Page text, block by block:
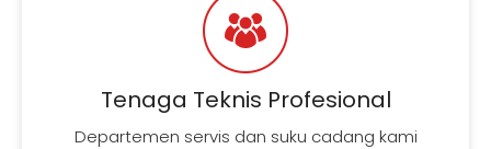
Tenaga Teknis Profesional
Departemen servis dan suku cadang kami